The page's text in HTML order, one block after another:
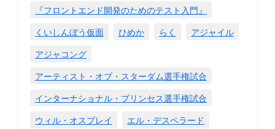
『フロントエンド開発のためのテスト入門』
くいしんぼう仮面
ひめか らく
アジャイル
アジャコング
アーティスト・オブ・スターダム選手権試合
インターナショナル・プリンセス選手権試合
ウィル・オスプレイ
エル・デスペラード